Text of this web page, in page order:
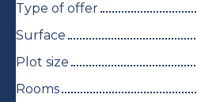
Type of offer
Surface
Plot size
Rooms